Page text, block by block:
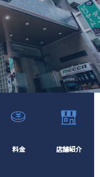
料金 店舗紹介